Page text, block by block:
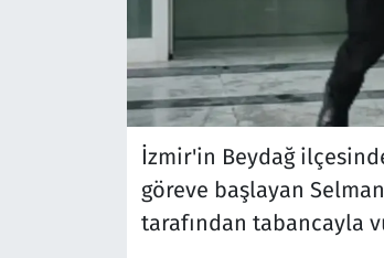
İzmir'in Beydağ
göreve başlayan
tarafından tabancayla